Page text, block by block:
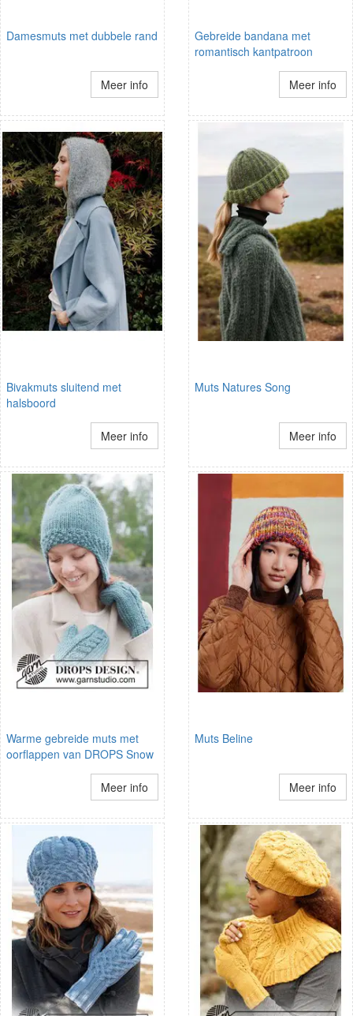
Damesmuts met dubbele rand
Meer info
Gebreide bandana met
romantisch kantpatroon
Meer info
Bivakmuts sluitend met
halsboord
Meer info
Muts Natures Song
Meer info
Warme gebreide muts met
oorflappen van DROPS Snow
Meer info
Muts Beline
Meer info